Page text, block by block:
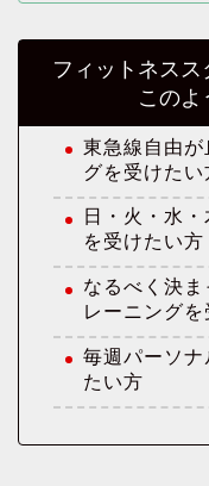
フィットネス
このよ
東急線自由
グを受けたい
日・火・水
を受けたい方
なるべく決
レーニング
毎週パーソナ
たい方